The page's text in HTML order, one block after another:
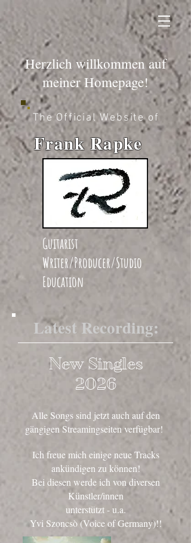
Herzlich willkommen auf
meiner Homepage!
The Official Website of
Frank Rapke
Guitarist
Writer/Producer/Studio
Education
Latest Recording:
New Singles
2026
Alle Songs sind jetzt auch auf den
gängigen Streamingseiten verfügbar!
Ich freue mich einige neue Tracks
ankündigen zu können!
Bei diesen werde ich von diversen
Künstler/innen
unterstützt - u.a.
Yvi Szoncsò (Voice of Germany)!!